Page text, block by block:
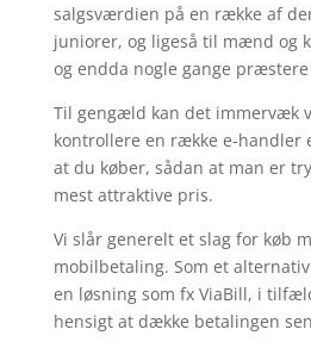
salgsværdien på en række af
juniorer, og ligeså til mænd og
og endda nogle gange
Til gengæld kan det immervæk
kontrollere en række e-
at du køber, sådan at man er
mest attraktive pris.
Vi slår generelt et slag for køb
mobilbetaling. Som et
en løsning som fx ViaBill, i
hensigt at dække betalingen